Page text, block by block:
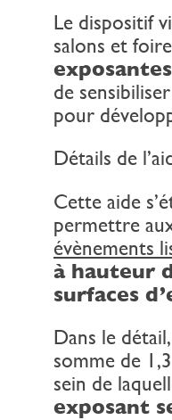
Le dispositif
salons et
exposantes
de
pour
Détails de
Cette aide
permettre
évènements
à hauteur
surfaces
Dans le
somme de
sein de
exposant